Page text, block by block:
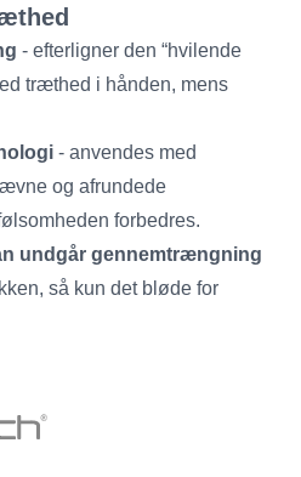
- efterligner den “hvilende
træthed i hånden, mens
- anvendes med
og afrundede
forbedres.
undgår gennemtrængning
så kun det bløde for